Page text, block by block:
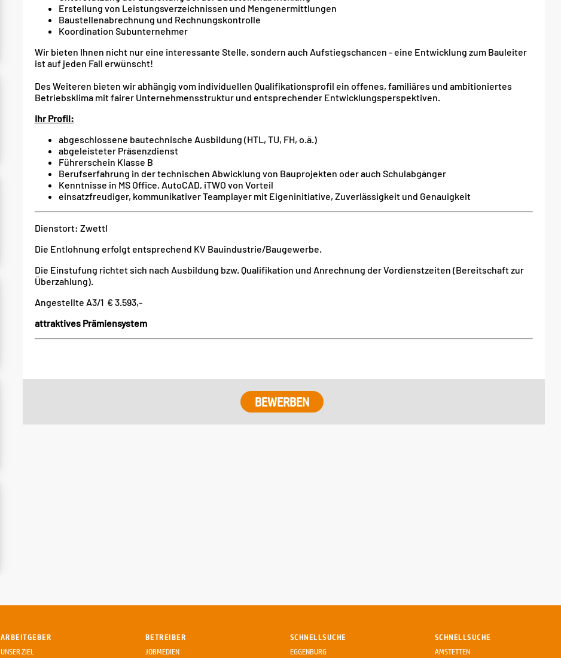
Erstellung von Leistungsverzeichnissen und Mengenermittlungen
Baustellenabrechnung und Rechnungskontrolle
Koordination Subunternehmer
Wir bieten Ihnen nicht nur eine interessante Stelle, sondern auch Aufstiegschancen - eine Entwicklung zum Bauleiter
ist auf jeden Fall erwünscht!
Des Weiteren bieten wir abhängig vom individuellen Qualifikationsprofil ein offenes, familiäres und ambitioniertes
Betriebsklima mit fairer Unternehmensstruktur und entsprechender Entwicklungsperspektiven.
Ihr Profil:
abgeschlossene bautechnische Ausbildung (HTL, TU, FH, o.ä.)
abgeleisteter Präsenzdienst
Führerschein Klasse B
Berufserfahrung in der technischen Abwicklung von Bauprojekten oder auch Schulabgänger
Kenntnisse in MS Office, AutoCAD, iTWO von Vorteil
einsatzfreudiger, kommunikativer Teamplayer mit Eigeninitiative, Zuverlässigkeit und Genauigkeit
Dienstort: Zwettl
Die Entlohnung erfolgt entsprechend KV Bauindustrie/Baugewerbe.
Die Einstufung richtet sich nach Ausbildung bzw. Qualifikation und Anrechnung der Vordienstzeiten (Bereitschaft zur
Überzahlung).
Angestellte A3/1 € 3.593,-
attraktives Prämiensystem
BEWERBEN
ARBEITGEBER
UNSER ZIEL
BETREIBER
JOBMEDIEN
SCHNELLSUCHE
EGGENBURG
SCHNELLSUCHE
AMSTETTEN